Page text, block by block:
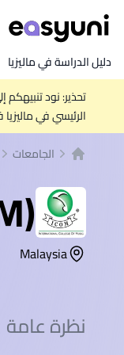
دليل الدراسة في ماليزيا
تحذير: نود
الرئيسي في
الجامعات
Malaysia
نظرة عامة